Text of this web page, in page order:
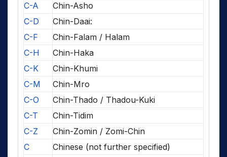
C-A
Chin-Asho
C-D
Chin-Daai:
C-F
Chin-Falam / Halam
C-H
Chin-Haka
C-K
Chin-Khumi
C-M
Chin-Mro
C-O
Chin-Thado / Thadou-Kuki
C-T
Chin-Tidim
C-Z
Chin-Zomin / Zomi-Chin
C
Chinese (not further specified)